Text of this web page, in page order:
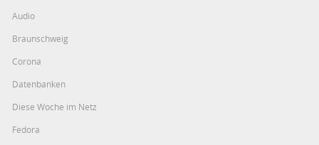
Audio
Braunschweig
Corona
Datenbanken
Diese Woche im Netz
Fedora